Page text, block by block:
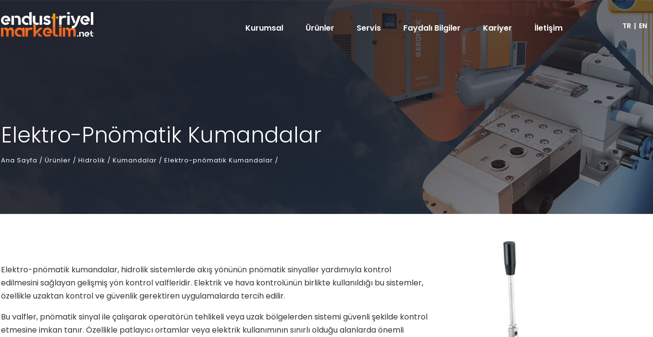
Kurumsal Ürünler Servis Faydalı Bilgiler Kariyer İletişim TR | EN
Elektro-Pnömatik Kumandalar
Ana Sayfa / Ürünler / Hidrolik / Kumandalar / Elektro-pnömatik Kumandalar /
Elektro-pnömatik kumandalar, hidrolik sistemlerde akış yönünün pnömatik sinyaller yardımıyla kontrol
edilmesini sağlayan gelişmiş yön kontrol valfleridir. Elektrik ve hava kontrolünün birlikte kullanıldığı bu sistemler,
özellikle uzaktan kontrol ve güvenlik gerektiren uygulamalarda tercih edilir.
Bu valfler, pnömatik sinyal ile çalışarak operatörün tehlikeli veya uzak bölgelerden sistemi güvenli şekilde kontrol
etmesine imkan tanır. Özellikle patlayıcı ortamlar veya elektrik kullanımının sınırlı olduğu alanlarda önemli